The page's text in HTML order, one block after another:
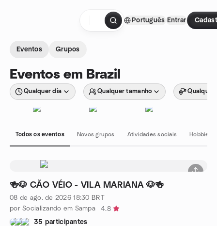
Português Entrar
Eventos Grupos
Eventos em Brazil
Qualquer dia Qualquer tamanho Qualquer
Todos os eventos Novos grupos Atividades sociais Hobbies
🍻🐶 CÃO VÉIO - VILA MARIANA 🐶🍻
08 de ago. de 2026 18:30 BRT
por Socializando em Sampa
4.8
35 participantes